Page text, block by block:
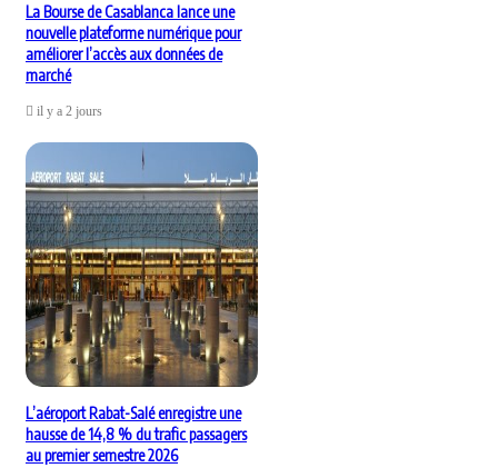
La Bourse de Casablanca lance une
nouvelle plateforme numérique pour
améliorer l’accès aux données de
marché
il y a 2 jours
L’aéroport Rabat-Salé enregistre une
hausse de 14,8 % du trafic passagers
au premier semestre 2026